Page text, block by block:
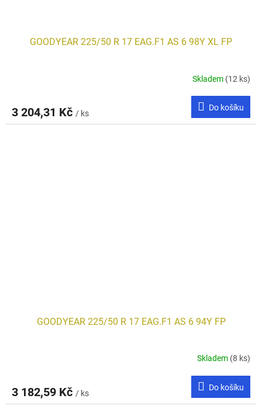
GOODYEAR 225/50 R 17 EAG.F1 AS 6 98Y XL FP
Skladem (12 ks)
3 204,31 Kč / ks
Do košíku
GOODYEAR 225/50 R 17 EAG.F1 AS 6 94Y FP
Skladem (8 ks)
3 182,59 Kč / ks
Do košíku